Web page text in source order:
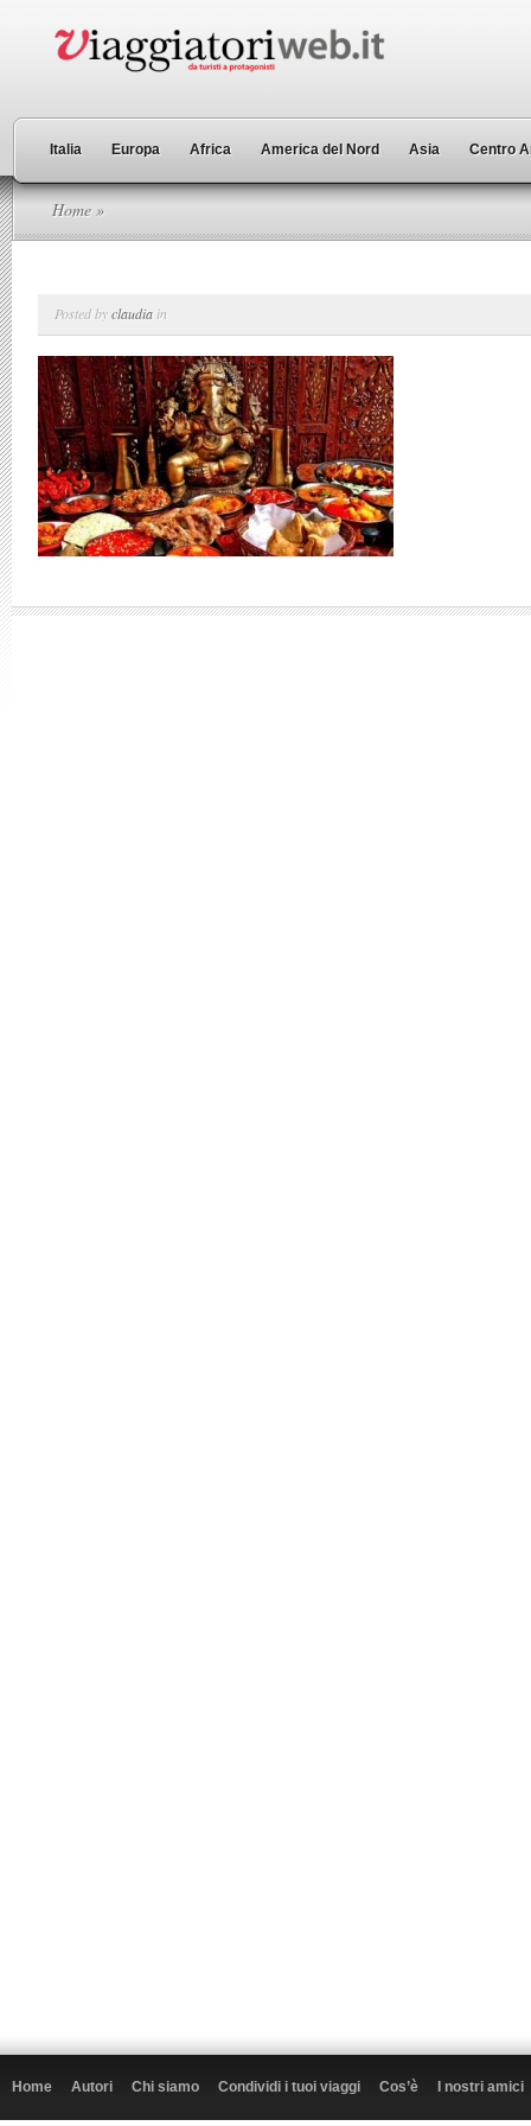
Italia Europa Africa America del Nord Asia Centro
Home »
Posted byclaudia in
Home Autori Chi siamo Condividi i tuoi viaggi Cos’è I nostri amici